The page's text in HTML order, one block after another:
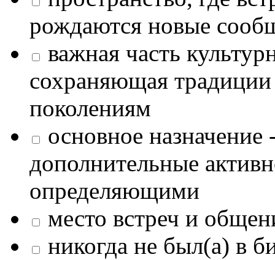
рождаются новые
важная часть
сохраняющая
поколениям
основное назначение
дополнительные
определяющими
место встреч и
никогда не был(а) в